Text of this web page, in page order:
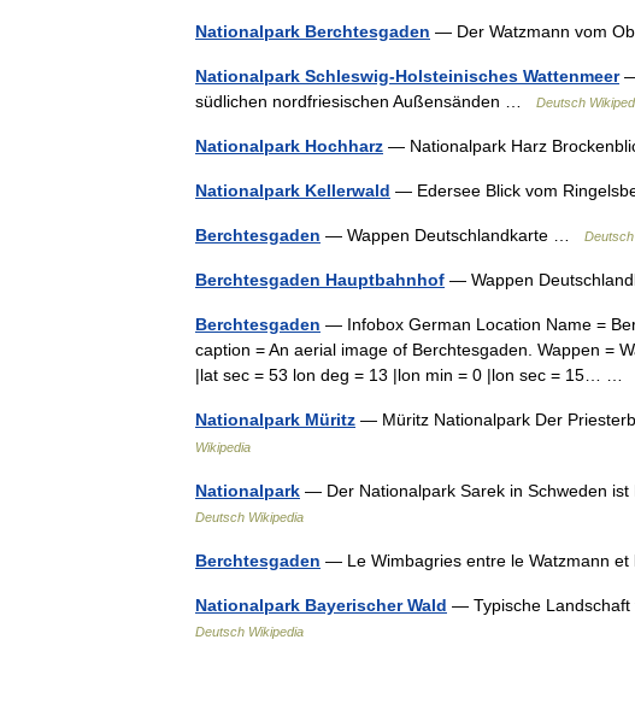
Nationalpark Berchtesgaden — Der Watzmann vom
Nationalpark Schleswig-Holsteinisches Wattenmeer—
südlichen nordfriesischen Außensänden …
Deutsch
Nationalpark Hochharz — Nationalpark Harz
Nationalpark Kellerwald — Edersee Blick vom
Berchtesgaden — Wappen Deutschlandkarte …
Berchtesgaden Hauptbahnhof — Wappen
Berchtesgaden — Infobox German Location Name =
caption = An aerial image of Berchtesgaden. Wappen =
|lat sec = 53 lon deg = 13 |lon min = 0 |lon sec = 15… …
Nationalpark Müritz — Müritz Nationalpark Der
Wikipedia
Nationalpark — Der Nationalpark Sarek in Schweden
Deutsch Wikipedia
Berchtesgaden — Le Wimbagries entre le Watzmann
Nationalpark Bayerischer Wald — Typische Landschaft
Deutsch Wikipedia